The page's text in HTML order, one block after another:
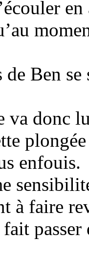
de Ben
va donc
enfouis.
à faire
fait